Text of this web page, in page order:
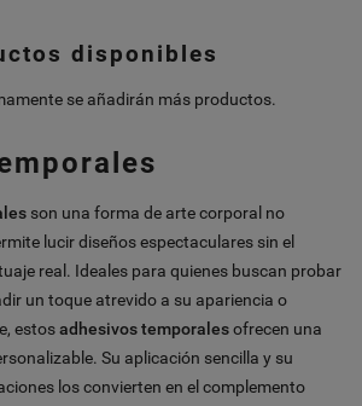
disponibles
se añadirán más productos.
son una forma de arte corporal no
lucir diseños espectaculares sin el
real. Ideales para quienes buscan probar
un toque atrevido a su apariencia o
estosadhesivos temporalesofrecen una
Su aplicación sencilla y su
los convierten en el complemento